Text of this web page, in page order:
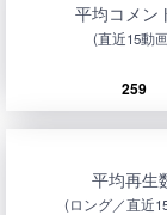
平均コメン
(直近15動
259
平均再生
(ロング／直近